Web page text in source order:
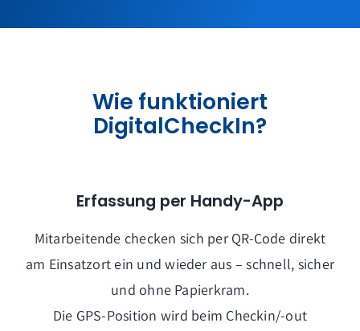
Wie funktioniert
DigitalCheckIn?
Erfassung per Handy-App
Mitarbeitende checken sich per QR-Code direkt
am Einsatzort ein und wieder aus – schnell, sicher
und ohne Papierkram.
Die GPS-Position wird beim Checkin/-out